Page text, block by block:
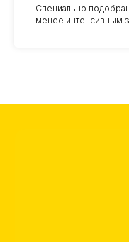
Специально
менее интенсивным